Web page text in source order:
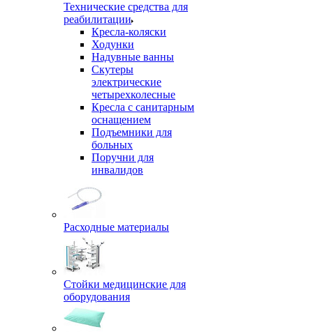
Технические средства для
реабилитации
Кресла-коляски
Ходунки
Надувные ванны
Скутеры
электрические
четырехколесные
Кресла с санитарным
оснащением
Подъемники для
больных
Поручни для
инвалидов
Расходные материалы
Стойки медицинские для
оборудования